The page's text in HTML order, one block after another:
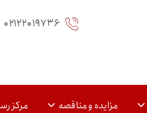
۰۲۱۲۲۰۱۹۷۳۶
مزایده و مناقصه مرکز